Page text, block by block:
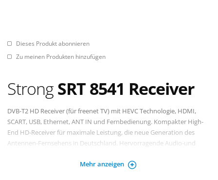
Dieses Produkt abonnieren
Zu meinen Produkten hinzufügen
StrongSRT 8541 Receiver
DVB-T2 HD Receiver (für freenet TV) mit HEVC Technologie, HDMI,
SCART, USB, Ethernet, ANT IN und Fernbedienung. Kompakter High-
End HD-Receiver für maximale Leistung, die neue Generation des
Antennen-Fernsehens in Deutschland. Hervorragende Audio-und
Updates der Receiver-Software via externes USB-Speichermedium.
Mehr anzeigen